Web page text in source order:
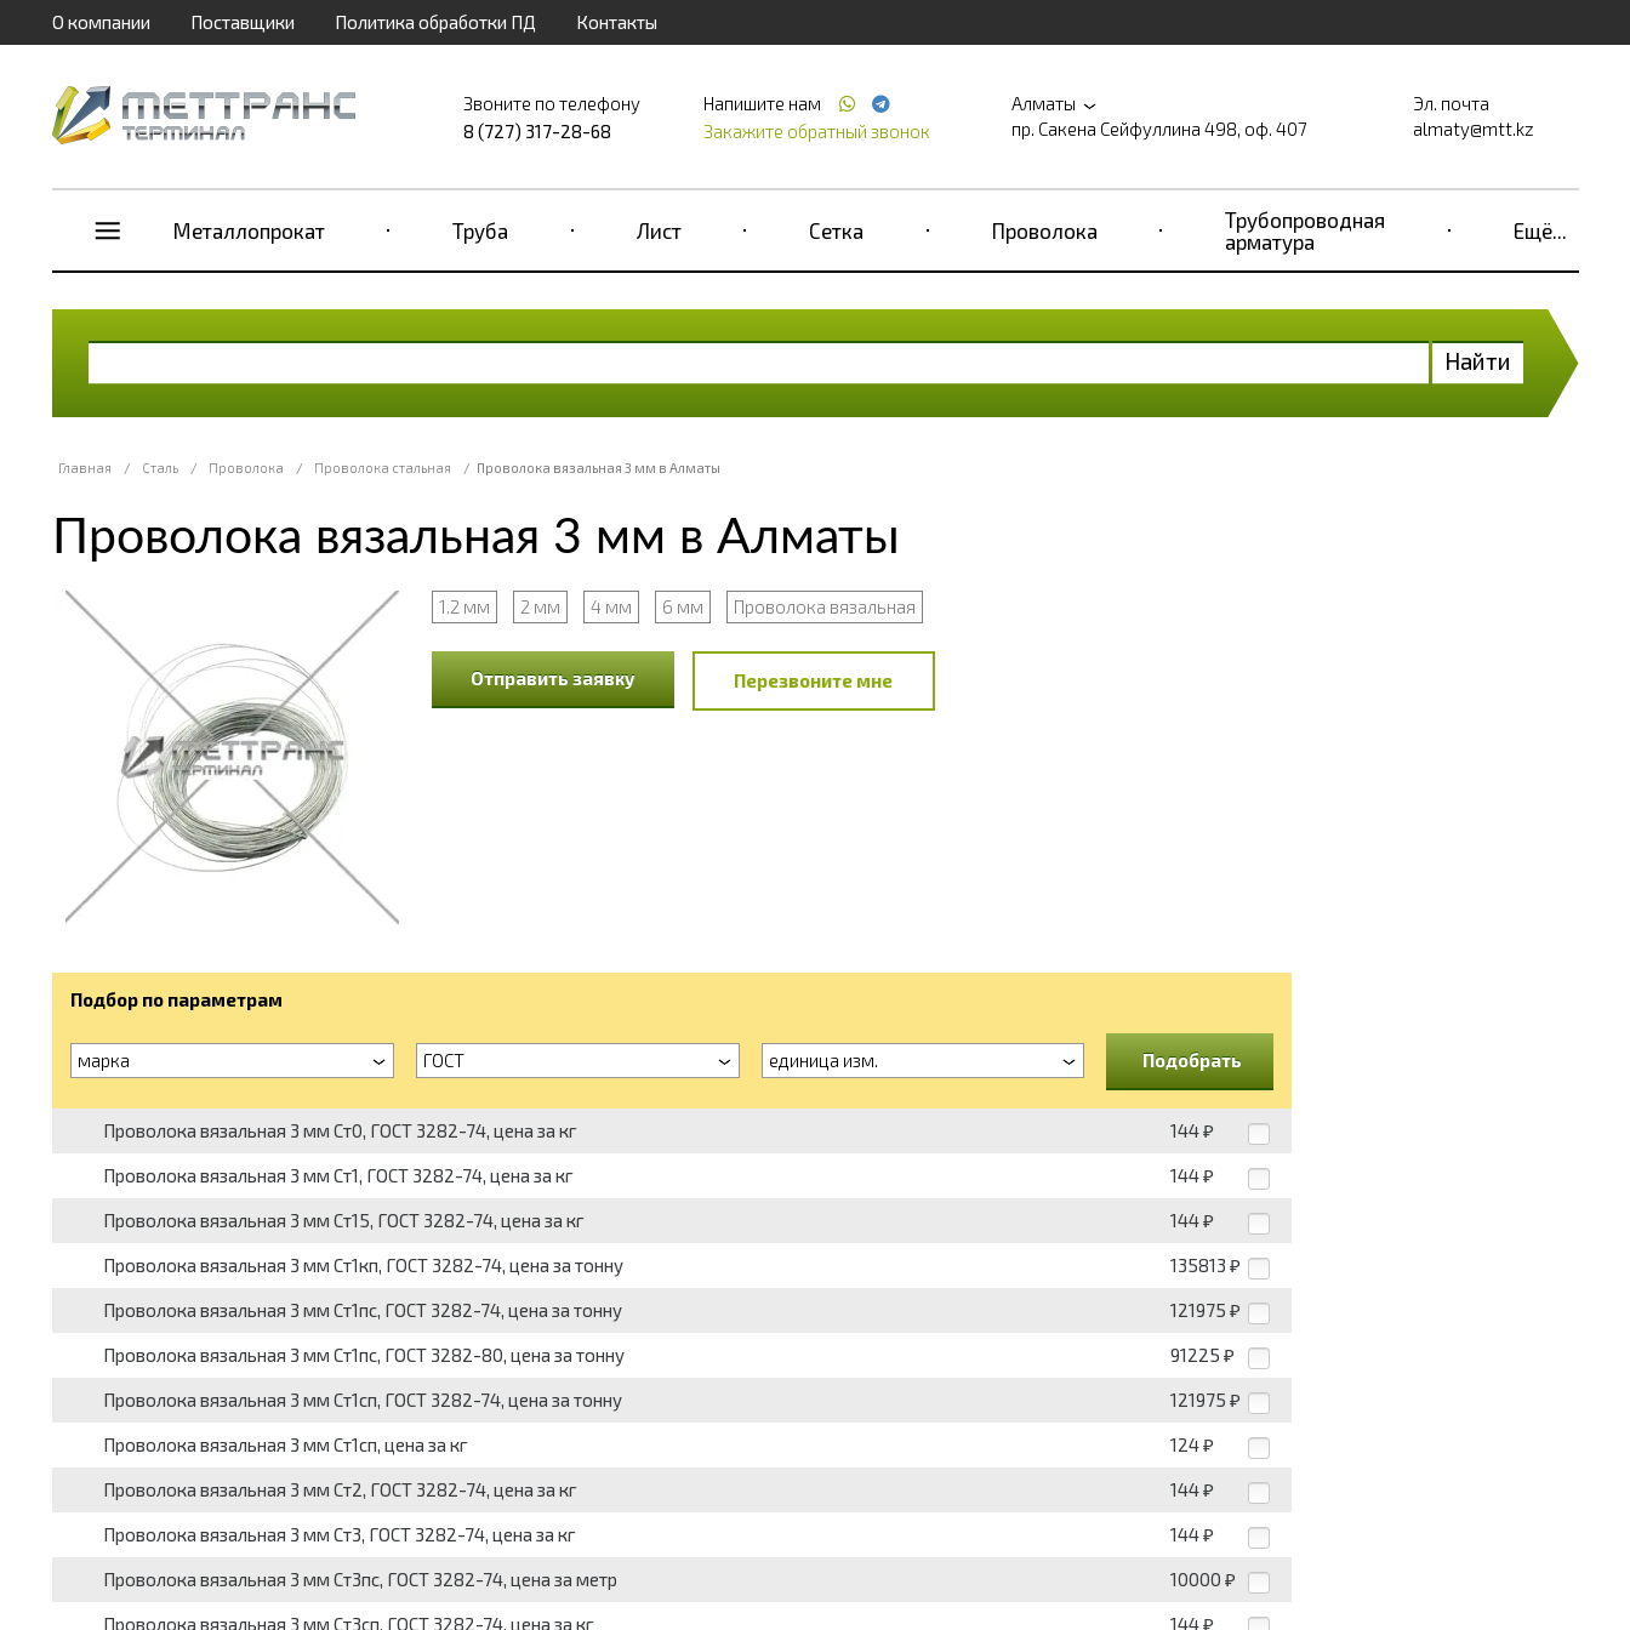
О компании Поставщики Политика обработки ПД Контакты
Звоните по телефону
8 (727) 317-28-68
Напишите нам
Закажите обратный звонок
Алматы
пр. Сакена Сейфуллина 498, оф. 407
Эл. почта
almaty@mtt.kz
Металлопрокат Труба Лист Сетка Проволока
Трубопроводная
арматура
Ещё...
Найти
Главная / Сталь / Проволока / Проволока стальная / Проволока вязальная 3 мм в Алматы
Проволока вязальная 3 мм в Алматы
1.2 мм 2 мм 4 мм 6 мм Проволока вязальная
Отправить заявку Перезвоните мне
Подбор по параметрам
марка ГОСТ единица изм. Подобрать
Проволока вязальная 3 мм Ст0, ГОСТ 3282-74, цена за кг 144 ₽
Проволока вязальная 3 мм Ст1, ГОСТ 3282-74, цена за кг 144 ₽
Проволока вязальная 3 мм Ст15, ГОСТ 3282-74, цена за кг 144 ₽
Проволока вязальная 3 мм Ст1кп, ГОСТ 3282-74, цена за тонну 135813 ₽
Проволока вязальная 3 мм Ст1пс, ГОСТ 3282-74, цена за тонну 121975 ₽
Проволока вязальная 3 мм Ст1пс, ГОСТ 3282-80, цена за тонну 91225 ₽
Проволока вязальная 3 мм Ст1сп, ГОСТ 3282-74, цена за тонну 121975 ₽
Проволока вязальная 3 мм Ст1сп, цена за кг 124 ₽
Проволока вязальная 3 мм Ст2, ГОСТ 3282-74, цена за кг 144 ₽
Проволока вязальная 3 мм Ст3, ГОСТ 3282-74, цена за кг 144 ₽
Проволока вязальная 3 мм Ст3пс, ГОСТ 3282-74, цена за метр 10000 ₽
Проволока вязальная 3 мм Ст3сп, ГОСТ 3282-74, цена за кг 144 ₽